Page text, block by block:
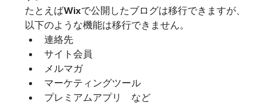
たとえばWixで公開したブログは移行できますが、
以下のような機能は移行できません。
連絡先
サイト会員
メルマガ
マーケティングツール
プレミアムアプリ　など